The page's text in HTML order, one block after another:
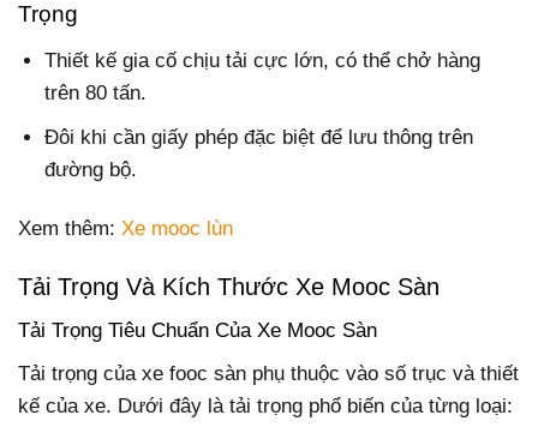
Trọng
Thiết kế gia cố chịu tải cực lớn, có thể chở hàng
trên 80 tấn.
Đôi khi cần giấy phép đặc biệt để lưu thông trên
đường bộ.
Xem thêm: Xe mooc lùn
Tải Trọng Và Kích Thước Xe Mooc Sàn
Tải Trọng Tiêu Chuẩn Của Xe Mooc Sàn
Tải trọng của xe fooc sàn phụ thuộc vào số trục và thiết
kế của xe. Dưới đây là tải trọng phổ biến của từng loại: